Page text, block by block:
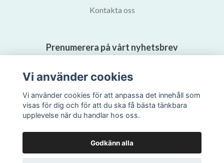
Kontakta oss
Prenumerera på vårt nyhetsbrev
Vi använder cookies
Vi använder cookies för att anpassa det innehåll som
visas för dig och för att du ska få bästa tänkbara
upplevelse när du handlar hos oss.
Godkänn alla